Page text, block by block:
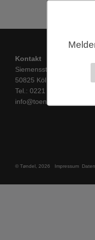
Kontakt
Siemensstraße 9
50825 Köln
Tel.: 0221 / 16 99 61 31
info@toendel.de
© Tøndel, 2026 Impressum